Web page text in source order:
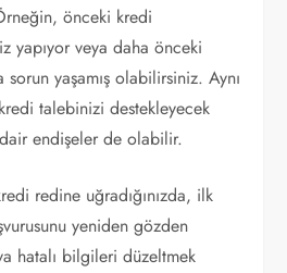
önceki kredi
yapıyor veya daha önceki
sorun yaşamış olabilirsiniz. Aynı
talebinizi destekleyecek
endişeler de olabilir.
redine uğradığınızda, ilk
yeniden gözden
hatalı bilgileri düzeltmek